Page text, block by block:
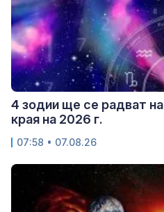
4 зодии ще се радват
края на 2026 г.
07:58 • 07.08.26